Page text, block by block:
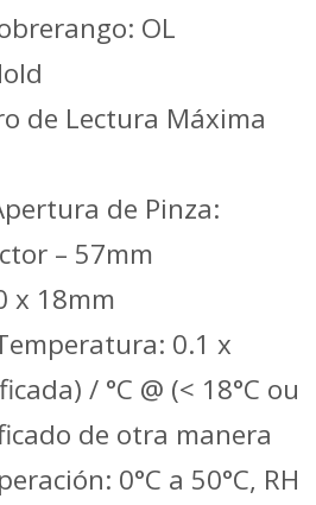
OL
de Lectura Máxima
de Pinza:
– 57mm
x 18mm
0.1 x
/ °C @ (< 18°C ou
de otra manera
0°C a 50°C, RH